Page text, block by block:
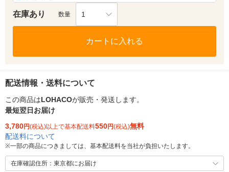
在庫あり 数量 1
カートに入れる
配送情報・送料について
この商品はLOHACOが販売・発送します。
最短翌日お届け
3,780円(税込)以上で基本配送料550円(税込)無料
配送料について
※一部の商品につきましては、基本配送料を当社が負担いたします。
在庫確認住所：東京都にお届け